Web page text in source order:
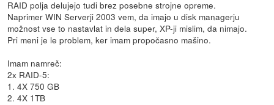
RAID polja delujejo tudi brez posebne strojne opreme.
Naprimer WIN Serverji 2003 vem, da imajo u disk managerju
možnost vse to nastavlat in dela super, XP-ji mislim, da nimajo.
Pri meni je le problem, ker imam propočasno mašino.
Imam namreč:
2x RAID-5:
1. 4X 750 GB
2. 4X 1TB